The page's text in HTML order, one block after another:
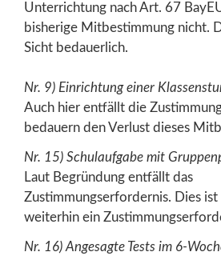
Unterrichtung nach Art. 67
bisherige Mitbestimmung nicht.
Sicht bedauerlich.
Nr. 9) Einrichtung einer
Auch hier entfällt die
bedauern den Verlust dieses
Nr. 15) Schulaufgabe mit
Laut Begründung entfällt das
Zustimmungserfordernis. Dies
weiterhin ein
Nr. 16) Angesagte Tests im 6-